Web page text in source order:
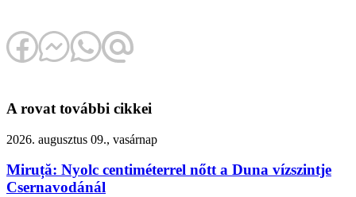
A rovat további cikkei
2026. augusztus 09., vasárnap
Miruță: Nyolc centiméterrel nőtt a Duna vízszintje
Csernavodánál